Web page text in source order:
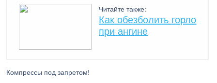
Читайте также:
Как обезболить горло
при ангине
Компрессы под запретом!